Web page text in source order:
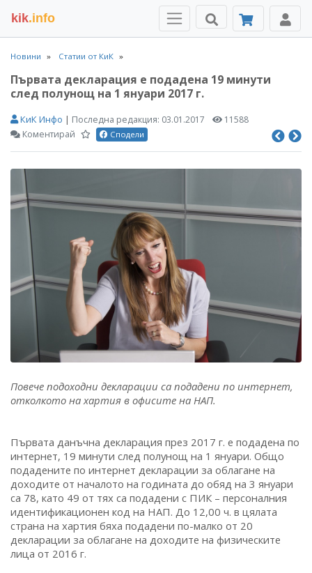
kik.info
Новини Статии от КиК
Първата декларация e подадена 19 минути
след полунощ на 1 януари 2017 г.
КиК Инфо | Последна редакция: 03.01.2017
11588
Коментирай
Сподели
Повече подоходни декларации са подадени по интернет,
отколкото на хартия в офисите на НАП.
Първата данъчна декларация през 2017 г. е подадена по
интернет, 19 минути след полунощ на 1 януари. Общо
подадените по интернет декларации за облагане на
доходите от началото на годината до обяд на 3 януари
са 78, като 49 от тях са подадени с ПИК – персоналния
идентификационен код на НАП. До 12,00 ч. в цялата
страна на хартия бяха подадени по-малко от 20
декларации за облагане на доходите на физическите
лица от 2016 г.